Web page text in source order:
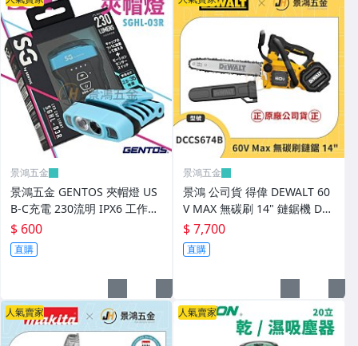
景鴻五金
景鴻五金 GENTOS 夾帽燈 US
B-C充電 230流明 IPX6 工作燈
照明燈 SGHL-03R 隨貨附發票
$ 600
直購
景鴻五金
景鴻 公司貨 得偉 DEWALT 60
V MAX 無碳刷 14" 鏈鋸機 DC
CS674B DCCS674 鏈鋸 單主
機
$ 7,700
直購
人氣賣家 人氣賣家